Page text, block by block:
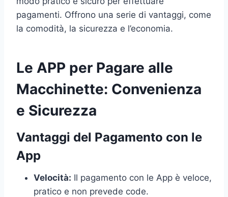
pagamenti. Offrono una serie di vantaggi, come
la comodità, la sicurezza e l’economia.
Le APP per Pagare alle
Macchinette: Convenienza
e Sicurezza
Vantaggi del Pagamento con le
App
Velocità: Il pagamento con le App è veloce,
pratico e non prevede code.